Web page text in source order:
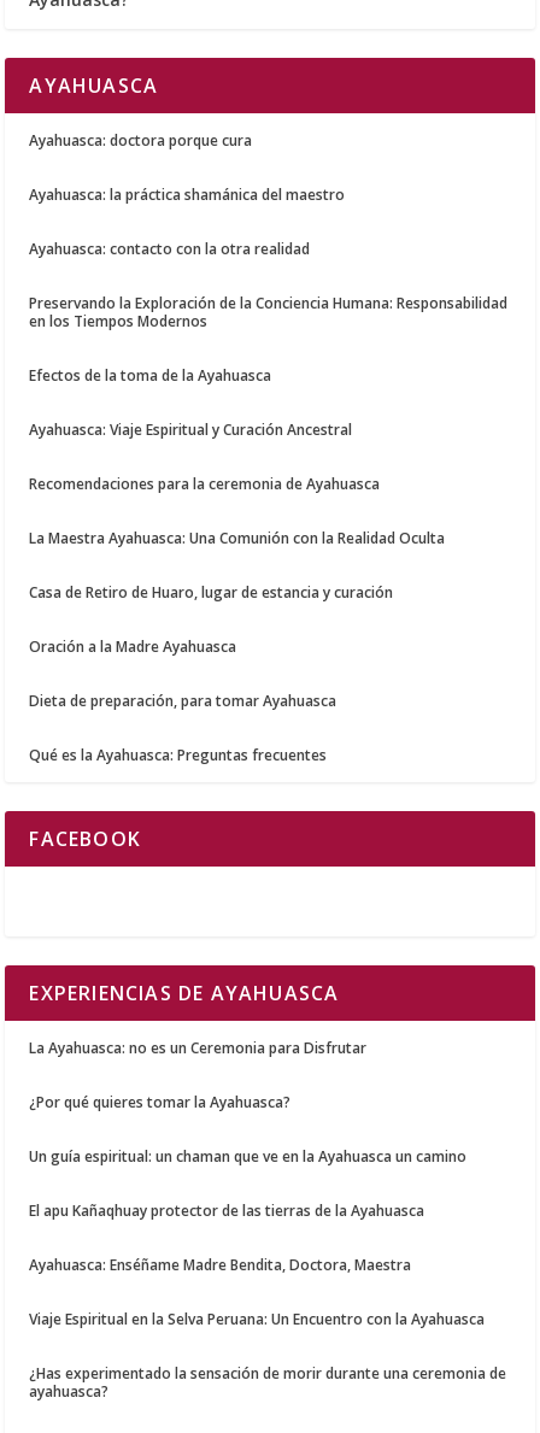
AYAHUASCA
Ayahuasca: doctora porque cura
Ayahuasca: la práctica shamánica del maestro
Ayahuasca: contacto con la otra realidad
Preservando la Exploración de la Conciencia Humana: Responsabilidad
en los Tiempos Modernos
Efectos de la toma de la Ayahuasca
Ayahuasca: Viaje Espiritual y Curación Ancestral
Recomendaciones para la ceremonia de Ayahuasca
La Maestra Ayahuasca: Una Comunión con la Realidad Oculta
Casa de Retiro de Huaro, lugar de estancia y curación
Oración a la Madre Ayahuasca
Dieta de preparación, para tomar Ayahuasca
Qué es la Ayahuasca: Preguntas frecuentes
FACEBOOK
EXPERIENCIAS DE AYAHUASCA
La Ayahuasca: no es un Ceremonia para Disfrutar
¿Por qué quieres tomar la Ayahuasca?
Un guía espiritual: un chaman que ve en la Ayahuasca un camino
El apu Kañaqhuay protector de las tierras de la Ayahuasca
Ayahuasca: Enséñame Madre Bendita, Doctora, Maestra
Viaje Espiritual en la Selva Peruana: Un Encuentro con la Ayahuasca
¿Has experimentado la sensación de morir durante una ceremonia de
ayahuasca?